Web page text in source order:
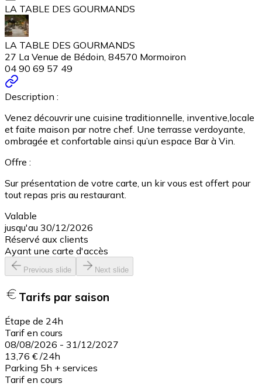
LA TABLE DES GOURMANDS
LA TABLE DES GOURMANDS
27 La Venue de Bédoin, 84570 Mormoiron
04 90 69 57 49
Description :
Venez découvrir une cuisine traditionnelle, inventive,locale
et faite maison par notre chef. Une terrasse verdoyante,
ombragée et confortable ainsi qu’un espace Bar à Vin.
Offre :
Sur présentation de votre carte, un kir vous est offert pour
tout repas pris au restaurant.
Valable
jusqu'au 30/12/2026
Réservé aux clients
Ayant une carte d'accès
Previous slide Next slide
Tarifs par saison
Étape de 24h
Tarif en cours
08/08/2026 - 31/12/2027
13,76 € /24h
Parking 5h + services
Tarif en cours